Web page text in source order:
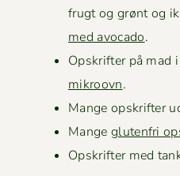
frugt og grønt og
med avo­ca­do.
Opskrifter på mad i
mikroovn.
Mange opskrifter
Mange gluten­fri
Opskrifter med